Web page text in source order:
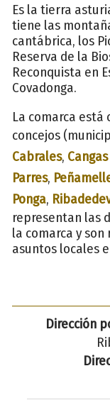
Es la tierra
tiene las
cantábrica, los
Reserva de la
Reconquista en
Covadonga.
La comarca
concejos
Cabrales,
Parres,
Ponga,
representan las
la comarca y
asuntos locales
Dirección